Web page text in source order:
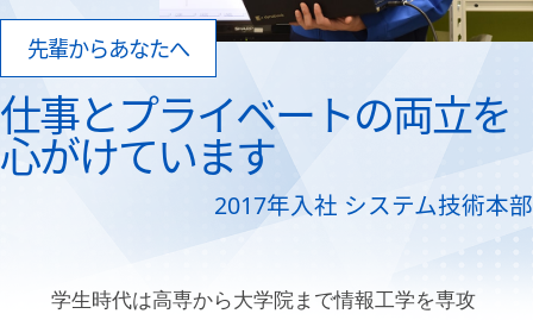
先輩からあなたへ
仕事とプライベートの両立を
心がけています
2017年入社 システム技術本部
学生時代は高専から大学院まで情報工学を専攻